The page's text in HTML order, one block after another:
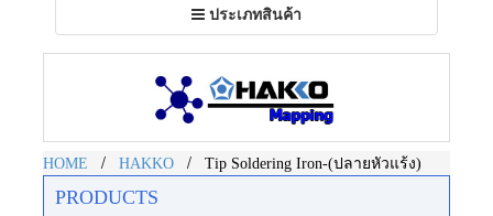
Toggle
navigation
ประเภทสินค้า
HOME / HAKKO / Tip Soldering Iron-(ปลายหัวแร้ง)
PRODUCTS